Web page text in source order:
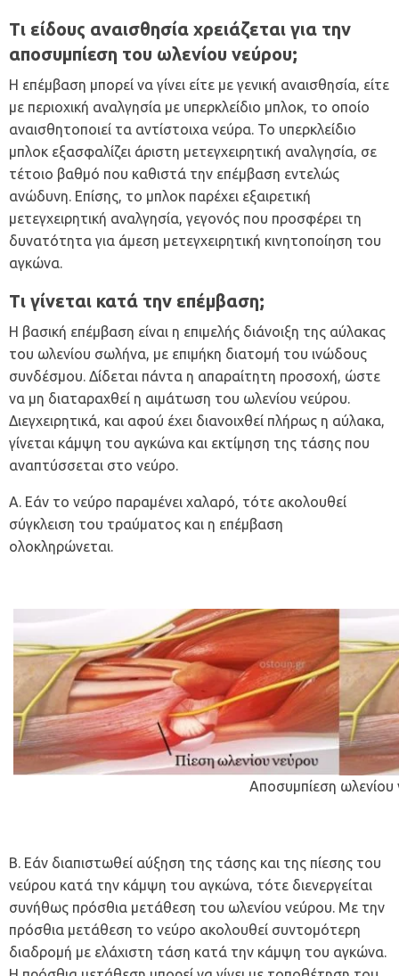
Τι είδους αναισθησία χρειάζεται για την
αποσυμπίεση του ωλενίου νεύρου;
Η επέμβαση μπορεί να γίνει είτε με γενική αναισθησία, είτε
με περιοχική αναλγησία με υπερκλείδιο μπλοκ, το οποίο
αναισθητοποιεί τα αντίστοιχα νεύρα. Το υπερκλείδιο
μπλοκ εξασφαλίζει άριστη μετεγχειρητική αναλγησία, σε
τέτοιο βαθμό που καθιστά την επέμβαση εντελώς
ανώδυνη. Επίσης, το μπλοκ παρέχει εξαιρετική
μετεγχειρητική αναλγησία, γεγονός που προσφέρει τη
δυνατότητα για άμεση μετεγχειρητική κινητοποίηση του
αγκώνα.
Τι γίνεται κατά την επέμβαση;
Η βασική επέμβαση είναι η επιμελής διάνοιξη της αύλακας
του ωλενίου σωλήνα, με επιμήκη διατομή του ινώδους
συνδέσμου. Δίδεται πάντα η απαραίτητη προσοχή, ώστε
να μη διαταραχθεί η αιμάτωση του ωλενίου νεύρου.
Διεγχειρητικά, και αφού έχει διανοιχθεί πλήρως η αύλακα,
γίνεται κάμψη του αγκώνα και εκτίμηση της τάσης που
αναπτύσσεται στο νεύρο.
Α. Εάν το νεύρο παραμένει χαλαρό, τότε ακολουθεί
σύγκλειση του τραύματος και η επέμβαση
ολοκληρώνεται.
Αποσυμπίεση ωλενίου
Β. Εάν διαπιστωθεί αύξηση της τάσης και της πίεσης του
νεύρου κατά την κάμψη του αγκώνα, τότε διενεργείται
συνήθως πρόσθια μετάθεση του ωλενίου νεύρου. Με την
πρόσθια μετάθεση το νεύρο ακολουθεί συντομότερη
διαδρομή με ελάχιστη τάση κατά την κάμψη του αγκώνα.